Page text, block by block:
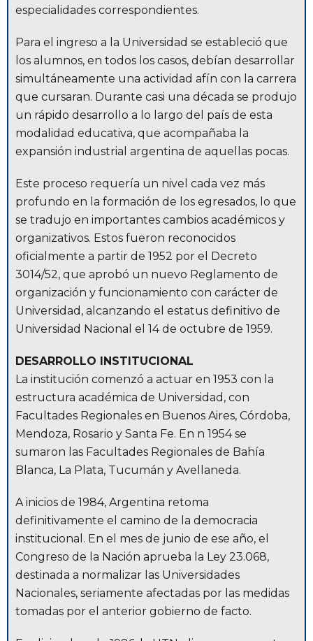
especialidades correspondientes.
Para el ingreso a la Universidad se estableció que
los alumnos, en todos los casos, debían desarrollar
simultáneamente una actividad afín con la carrera
que cursaran. Durante casi una década se produjo
un rápido desarrollo a lo largo del país de esta
modalidad educativa, que acompañaba la
expansión industrial argentina de aquellas pocas.
Este proceso requería un nivel cada vez más
profundo en la formación de los egresados, lo que
se tradujo en importantes cambios académicos y
organizativos. Estos fueron reconocidos
oficialmente a partir de 1952 por el Decreto
3014/52, que aprobó un nuevo Reglamento de
organización y funcionamiento con carácter de
Universidad, alcanzando el estatus definitivo de
Universidad Nacional el 14 de octubre de 1959.
DESARROLLO INSTITUCIONAL
La institución comenzó a actuar en 1953 con la
estructura académica de Universidad, con
Facultades Regionales en Buenos Aires, Córdoba,
Mendoza, Rosario y Santa Fe. En n 1954 se
sumaron las Facultades Regionales de Bahía
Blanca, La Plata, Tucumán y Avellaneda.
A inicios de 1984, Argentina retoma
definitivamente el camino de la democracia
institucional. En el mes de junio de ese año, el
Congreso de la Nación aprueba la Ley 23.068,
destinada a normalizar las Universidades
Nacionales, seriamente afectadas por las medidas
tomadas por el anterior gobierno de facto.